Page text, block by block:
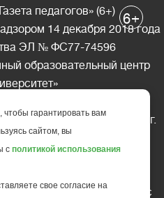
педагогов» (6+)
14 декабря 2018 года
ЭЛ № ФС77-74596
образовательный центр
Республика Карелия, г.
Энгельса д.10, офис 211
+7 (499) 685-10-45
допускается только c
6+
гарантировать вам
сайтом, вы
с политикой использования
свое согласие на